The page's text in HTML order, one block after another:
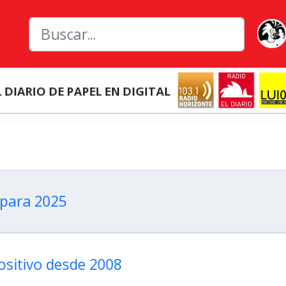
DIARIO DE PAPEL EN DIGITAL
2025
desde 2008